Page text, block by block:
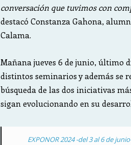
conversación que tuvimos con
destacó Constanza Gahona,
Calama.
Mañana jueves 6 de junio, último
distintos seminarios y además se
búsqueda de las dos iniciativas
sigan evolucionando en su
EXPONOR 2024 -del 3 al 6 de